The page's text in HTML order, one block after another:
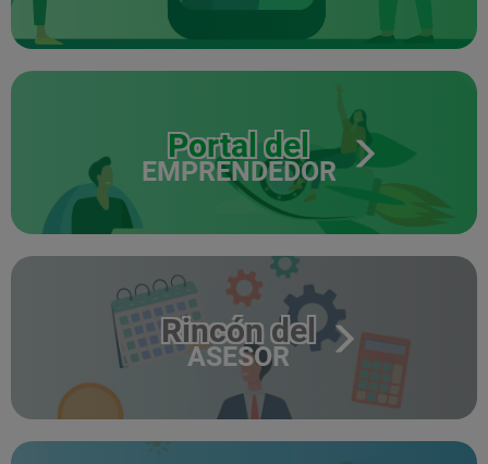
Portal del
EMPRENDEDOR
Rincón del
ASESOR